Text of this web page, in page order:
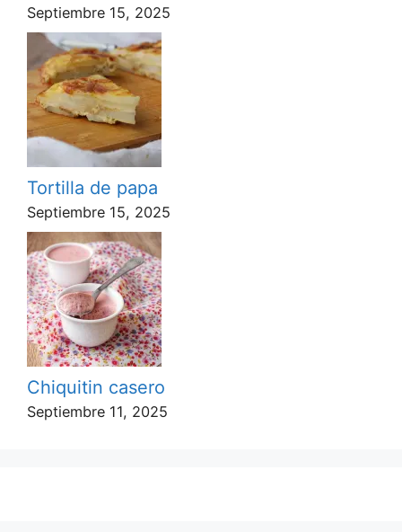
Septiembre 15, 2025
Tortilla de papa
Septiembre 15, 2025
Chiquitin casero
Septiembre 11, 2025